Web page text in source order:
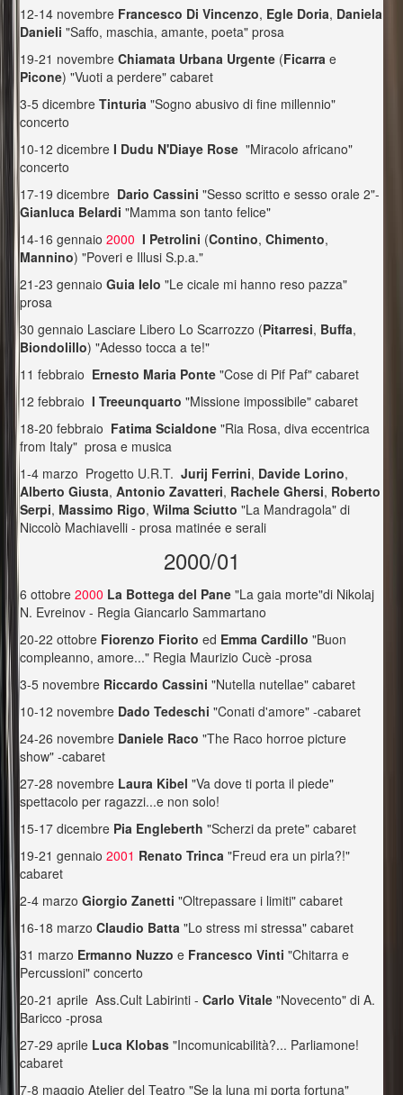
12-14 novembre Francesco Di Vincenzo, Egle Doria, Daniela
Danieli"Saffo, maschia, amante, poeta" prosa
19-21 novembreChiamata Urbana Urgente (Ficarra e
Picone) "Vuoti a perdere" cabaret
3-5 dicembreTinturia "Sogno abusivo di fine millennio"
concerto
10-12 dicembreI Dudu N'Diaye Rose"Miracolo africano"
concerto
17-19 dicembre Dario Cassini"Sesso scritto e sesso orale 2"-
Gianluca Belardi"Mamma son tanto felice"
14-16 gennaio2000 I Petrolini (Contino,Chimento,
Mannino) "Poveri e Illusi S.p.a."
21-23 gennaioGuia Ielo"Le cicale mi hanno reso pazza"
prosa
30 gennaio Lasciare Libero Lo Scarrozzo (Pitarresi, Buffa,
Biondolillo) "Adesso tocca a te!"
11 febbraio Ernesto Maria Ponte"Cose di Pif Paf" cabaret
12 febbraioI Treeunquarto"Missione impossibile" cabaret
18-20 febbraio Fatima Scialdone"Ria Rosa, diva eccentrica
from Italy" prosa e musica
1-4 marzo Progetto U.R.T.Jurij Ferrini, Davide Lorino,
Alberto Giusta,Antonio Zavatteri, Rachele Ghersi, Roberto
Serpi, Massimo Rigo,Wilma Sciutto"La Mandragola" di
Niccolò Machiavelli - prosa matinée e serali
2000/01
6 ottobre2000 La Bottega del Pane"La gaia morte"di Nikolaj
N. Evreinov - Regia Giancarlo Sammartano
20-22 ottobre Fiorenzo Fioritoed Emma Cardillo"Buon
compleanno, amore..." Regia Maurizio Cucè -prosa
3-5 novembre Riccardo Cassini"Nutella nutellae" cabaret
10-12 novembre Dado Tedeschi"Conati d'amore" -cabaret
24-26 novembre Daniele Raco"The Raco horroe picture
show" -cabaret
27-28 novembre Laura Kibel"Va dove ti porta il piede"
spettacolo per ragazzi...e non solo!
15-17 dicembre Pia Engleberth"Scherzi da prete" cabaret
19-21 gennaio2001 Renato Trinca"Freud era un pirla?!"
cabaret
2-4 marzoGiorgio Zanetti"Oltrepassare i limiti" cabaret
16-18 marzoClaudio Batta"Lo stress mi stressa" cabaret
31 marzo Ermanno Nuzzoe Francesco Vinti"Chitarra e
Percussioni" concerto
20-21 aprile Ass.Cult Labirinti -Carlo Vitale"Novecento" di A.
Baricco -prosa
27-29 aprile Luca Klobas"Incomunicabilità?... Parliamone!
cabaret
7-8 maggio Atelier del Teatro "Se la luna mi porta fortuna"